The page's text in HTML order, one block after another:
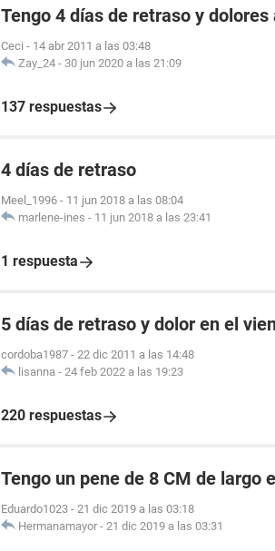
Tengo 4 días de retraso y
Ceci - 14 abr 2011 a las 03:48
Zay_24 - 30 jun 2020 a las 21:09
137 respuestas
4 días de retraso
Meel_1996 - 11 jun 2018 a las 08:04
marlene-ines - 11 jun 2018 a las 23:41
1 respuesta
5 días de retraso y dolor en el
cordoba1987 - 22 dic 2011 a las 14:48
lisanna - 24 feb 2022 a las 19:23
220 respuestas
Tengo un pene de 8 CM de largo
Eduardo1023 - 21 dic 2019 a las 03:18
Hermanamayor - 21 dic 2019 a las 03:31